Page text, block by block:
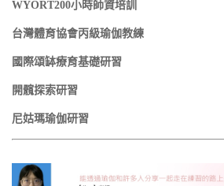
WYORT200小時師資培訓
台灣體育協會丙級瑜伽教練
國際頌缽療育基礎研習
開髖探索研習
尼姑瑪瑜伽研習